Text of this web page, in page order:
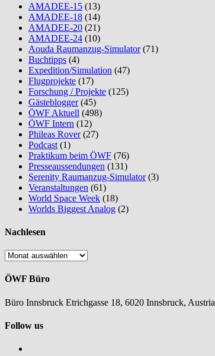
AMADEE-15 (13)
AMADEE-18 (14)
AMADEE-20 (21)
AMADEE-24 (10)
Aouda Raumanzug-Simulator(71)
Buchtipps (4)
Expedition/Simulation (47)
Flugprojekte (17)
Forschung / Projekte (125)
Gästeblogger(45)
ÖWF Aktuell (498)
ÖWF Intern (12)
Phileas Rover(27)
Podcast (1)
Praktikum beim ÖWF (76)
Presseaussendungen (131)
Serenity Raumanzug-Simulator(3)
Veranstaltungen (61)
World Space Week (18)
Worlds Biggest Analog (2)
Nachlesen
Nachlesen
ÖWF Büro
Büro Innsbruck Etrichgasse 18, 6020 Innsbruck, Austria
Follow us